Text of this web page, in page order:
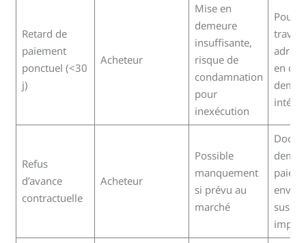
Retard de
paiement
ponctuel (<30
j)
Acheteur
Mise en
demeure
insuffisante,
risque de
condamnation
pour
inexécution
en
Refus
d’avance
contractuelle
Acheteur
Possible
manquement
si prévu au
marché